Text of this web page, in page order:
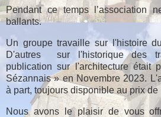
Pendant ce temps l’association
ballants.
Un groupe travaille sur l'histoire
D'autres
sur l'historique des
publication sur l'architecture était
Sézannais » en Novembre 2023.
à part, toujours disponible au prix de
Nous avons le plaisir de vous